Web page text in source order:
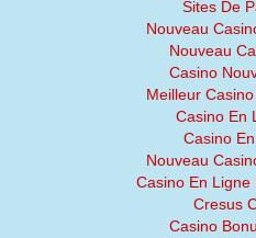
Sites De
Nouveau
Nouveau
Casino
Meilleur
Casino En
Casino
Nouveau
Casino En Ligne
Cresus
Casino